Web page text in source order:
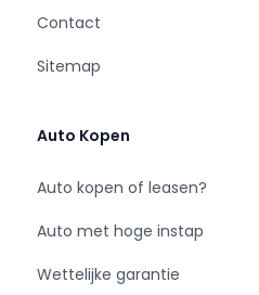
Contact
Sitemap
Auto Kopen
Auto kopen of leasen?
Auto met hoge instap
Wettelijke garantie